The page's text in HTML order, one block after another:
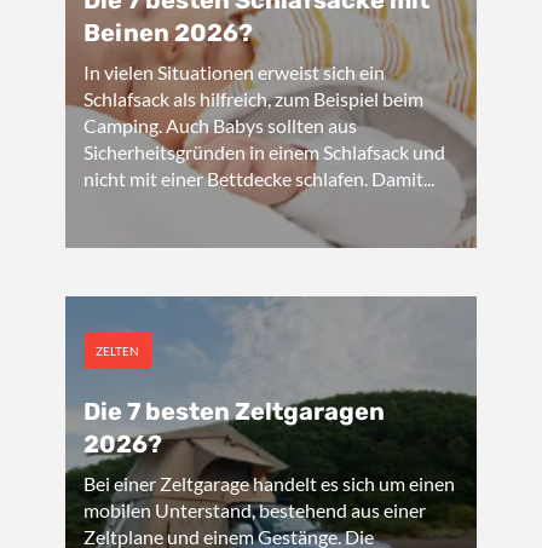
Beinen 2026?
In vielen Situationen erweist sich ein
Schlafsack als hilfreich, zum Beispiel beim
Camping. Auch Babys sollten aus
Sicherheitsgründen in einem Schlafsack und
nicht mit einer Bettdecke schlafen. Damit...
ZELTEN
Die 7 besten Zeltgaragen
2026?
Bei einer Zeltgarage handelt es sich um einen
mobilen Unterstand, bestehend aus einer
Zeltplane und einem Gestänge. Die